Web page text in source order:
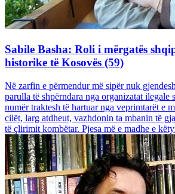
Sabile Basha: Roli i mërgatës
historike të Kosovës (59)
Në zarfin e përmendur më sipër nuk
parulla të shpërndara nga organizatat ilegale
numër traktesh të hartuar nga veprimtarët e
cilët, larg atdheut, vazhdonin ta mbanin të
të çlirimit kombëtar. Pjesa më e madhe e